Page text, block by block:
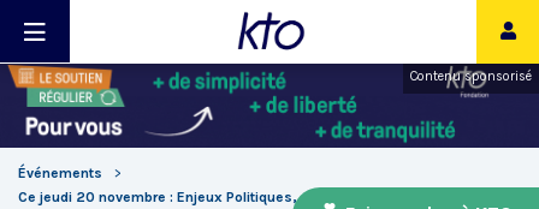
Contenu sponsorisé
Événements
Ce jeudi 20 novembre : Enjeux Politiques, débat sur l'Union européenne